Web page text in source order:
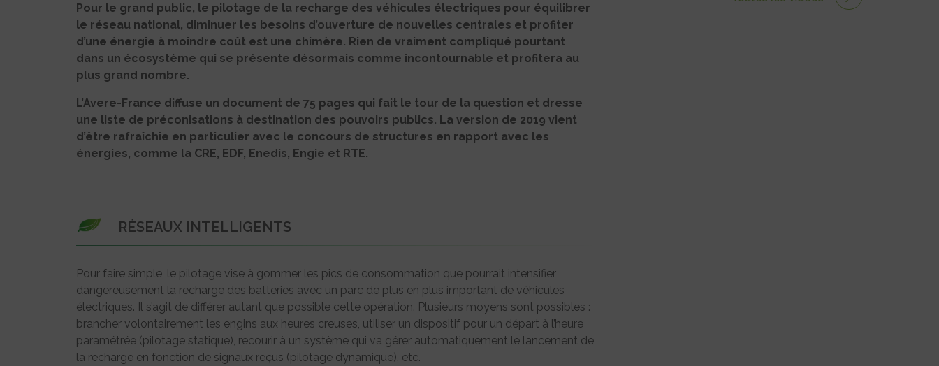
Pour le grand public, le pilotage de la recharge des véhicules électriques pour équilibrer
le réseau national, diminuer les besoins d’ouverture de nouvelles centrales et profiter
d’une énergie à moindre coût est une chimère. Rien de vraiment compliqué pourtant
dans un écosystème qui se présente désormais comme incontournable et profitera au
plus grand nombre.
L’Avere-France diffuse un document de 75 pages qui fait le tour de la question et dresse
une liste de préconisations à destination des pouvoirs publics. La version de 2019 vient
d’être rafraîchie en particulier avec le concours de structures en rapport avec les
énergies, comme la CRE, EDF, Enedis, Engie et RTE.
RÉSEAUX INTELLIGENTS
Pour faire simple, le pilotage vise à gommer les pics de consommation que pourrait intensifier
dangereusement la recharge des batteries avec un parc de plus en plus important de véhicules
électriques. Il s’agit de différer autant que possible cette opération. Plusieurs moyens sont possibles :
brancher volontairement les engins aux heures creuses, utiliser un dispositif pour un départ à l’heure
paramétrée (pilotage statique), recourir à un système qui va gérer automatiquement le lancement de
la recharge en fonction de signaux reçus (pilotage dynamique), etc.